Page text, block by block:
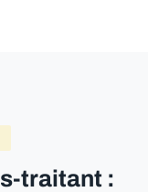
traitant :